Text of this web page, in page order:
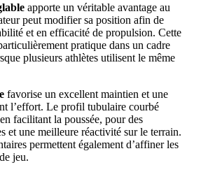
apporte un véritable avantage au
peut modifier sa position afin de
et en efficacité de propulsion. Cette
pratique dans un cadre
plusieurs athlètes utilisent le même
favorise un excellent maintien et une
l’effort. Le profil tubulaire courbé
facilitant la poussée, pour des
et une meilleure réactivité sur le terrain.
permettent également d’affiner les
jeu.